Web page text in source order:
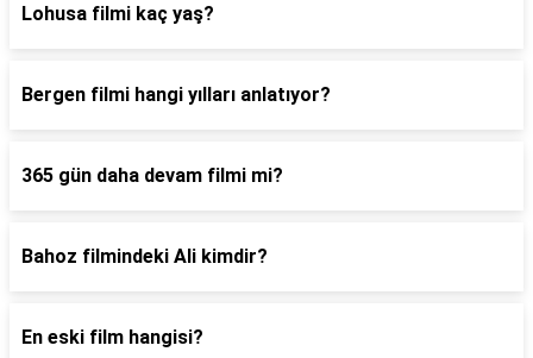
Lohusa filmi kaç yaş?
Bergen filmi hangi yılları anlatıyor?
365 gün daha devam filmi mi?
Bahoz filmindeki Ali kimdir?
En eski film hangisi?